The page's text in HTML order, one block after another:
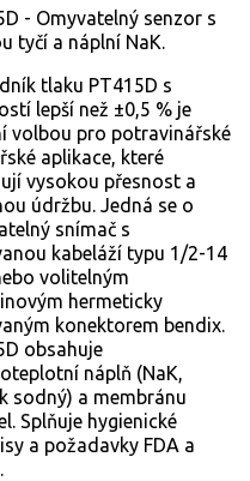
- Omyvatelný senzor s
tyčí a náplní NaK.
tlaku PT415D s
lepší než ±0,5 % je
volbou pro potravinářské
aplikace, které
vysokou přesnost a
údržbu. Jedná se o
snímač s
kabeláží typu 1/2-14
volitelným
hermeticky
konektorem bendix.
obsahuje
náplň (NaK,
sodný) a membránu
Splňuje hygienické
a požadavky FDA a